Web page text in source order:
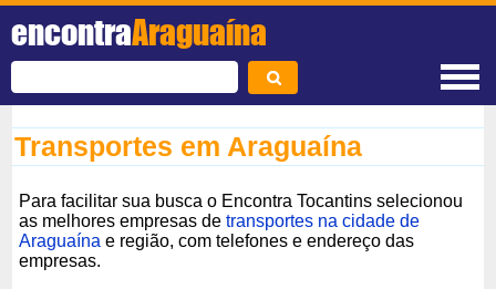
encontraAraguaína
Transportes em Araguaína
Para facilitar sua busca o Encontra Tocantins selecionou
as melhores empresas detransportes na cidade de
Araguaína e região, com telefones e endereço das
empresas.